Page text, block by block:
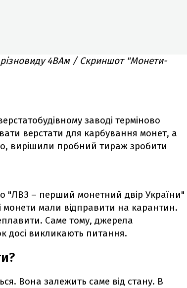
4ВАм / Скриншот "Монети-
заводі терміново
верстати для карбування монет, а
вирішили пробний тираж зробити
"ЛВЗ – перший монетний двір України"
монети мали відправити на карантин.
Саме тому, джерела
досі викликають питання.
Вона залежить саме від стану. В